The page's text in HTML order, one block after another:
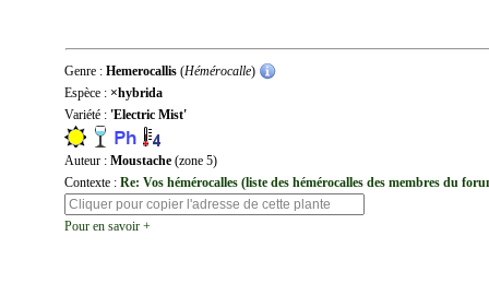
Genre : Hemerocallis (Hémérocalle)
Espèce : ×hybrida
Variété : 'Electric Mist'
Auteur : Moustache (zone 5)
Contexte : Re: Vos hémérocalles (liste des hémérocalles des membres du
Pour en savoir +